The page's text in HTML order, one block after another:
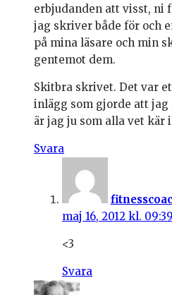
erbjudanden att visst, ni
jag skriver både för och
på mina läsare och min
gentemot dem.
Skitbra skrivet. Det var
inlägg som gjorde att
är jag ju som alla vet kär
Svara
maj 16, 2012 kl. 09:39
<3
Svara